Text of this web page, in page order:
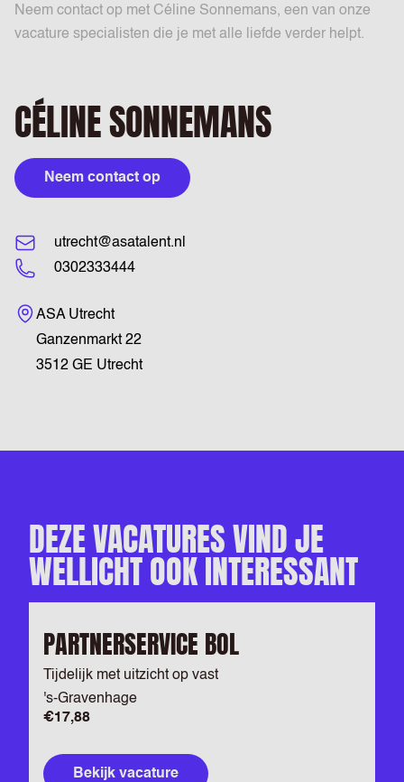
Neem contact op met Céline Sonnemans, een van onze
vacature specialisten die je met alle liefde verder helpt.
CÉLINE SONNEMANS
Neem contact op
utrecht@asatalent.nl
0302333444
Bezoekadres
ASA Utrecht
Ganzenmarkt 22
3512 GE Utrecht
DEZE VACATURES VIND JE
WELLICHT OOK INTERESSANT
PARTNERSERVICE BOL
Tijdelijk met uitzicht op vast
's-Gravenhage
€17,88
Bekijk vacature